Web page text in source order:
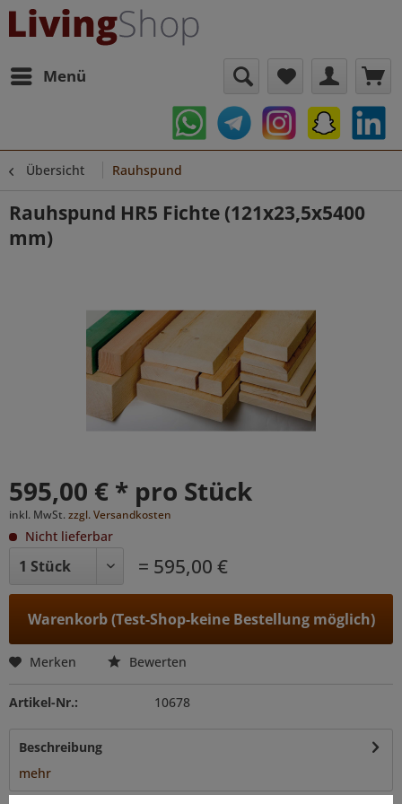
Menü
Übersicht Rauhspund
Rauhspund HR5 Fichte (121x23,5x5400
mm)
595,00 € * pro Stück
inkl. MwSt. zzgl. Versandkosten
Nicht lieferbar
= 595,00 €
Warenkorb (Test-Shop-keine Bestellung möglich)
Merken Bewerten
Artikel-Nr.: 10678
Beschreibung
mehr